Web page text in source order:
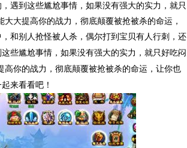
遇到这些尴尬事情，如果没有强大的实力，就只
大提高你的战力，彻底颠覆被抢被杀的命运，
和别人抢怪被人杀，偶尔打到宝贝有人行刺，还
些尴尬事情，如果没有强大的实力，就只好吃闷
你的战力，彻底颠覆被抢被杀的命运，让你也
来看看吧！